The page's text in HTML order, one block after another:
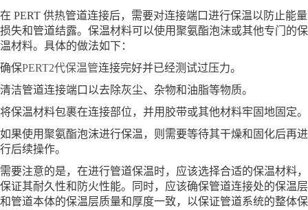
在 PERT 供热管道连接后，需要对连接端口进行保温以防止能量
损失和管道结露。保温材料可以使用聚氨酯泡沫或其他专门的保
温材料。具体的做法如下：
确保PERT2代保温管连接完好并已经测试过压力。
清洁管道连接端口以去除灰尘、杂物和油脂等物质。
将保温材料包裹在连接部位，并用胶带或其他材料牢固地固定。
如果使用聚氨酯泡沫进行保温，则需要等待其干燥和固化后再进
行后续操作。
需要注意的是，在进行管道保温时，应该选择合适的保温材料，
保证其耐久性和防火性能。同时，应该确保管道连接处的保温层
和管道本体的保温层质量和厚度一致，以保证管道系统的整体保